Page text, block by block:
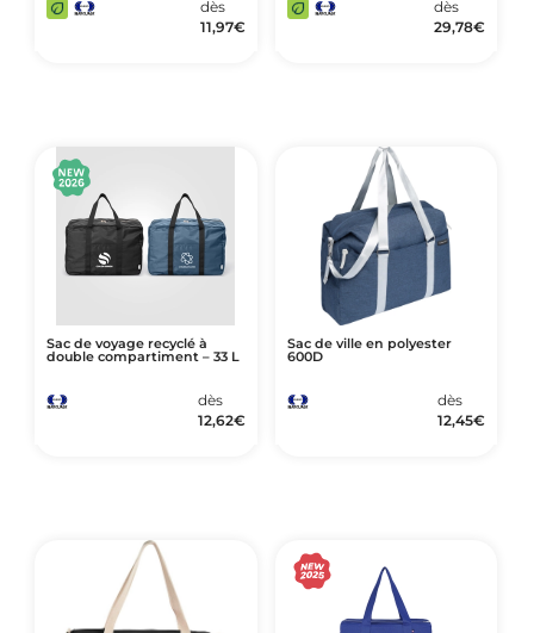
dès
11,97€
dès
29,78€
Sac de voyage recyclé à
double compartiment – 33 L
dès
12,62€
Sac de ville en polyester
600D
dès
12,45€